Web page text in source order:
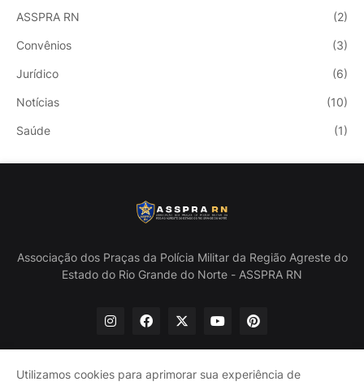
ASSPRA RN (2)
Convênios (3)
Jurídico (6)
Notícias (10)
Saúde (1)
Associação dos Praças da Polícia Militar da Região Agreste do
Estado do Rio Grande do Norte - ASSPRA RN
Utilizamos cookies para aprimorar sua experiência de